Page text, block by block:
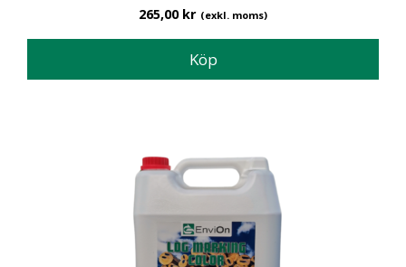
265,00 kr (exkl. moms)
Köp